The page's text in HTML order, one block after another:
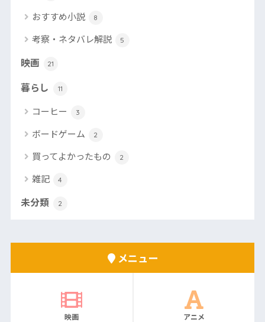
おすすめ小説 8
考察・ネタバレ解説 5
映画 21
暮らし 11
コーヒー 3
ボードゲーム 2
買ってよかったもの 2
雑記 4
未分類 2
メニュー
映画 アニメ